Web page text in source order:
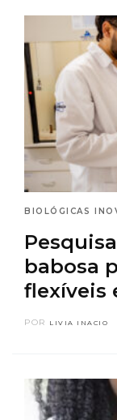
BIOLÓGICAS
babosa
flexíveis
POR LIVIA INACIO